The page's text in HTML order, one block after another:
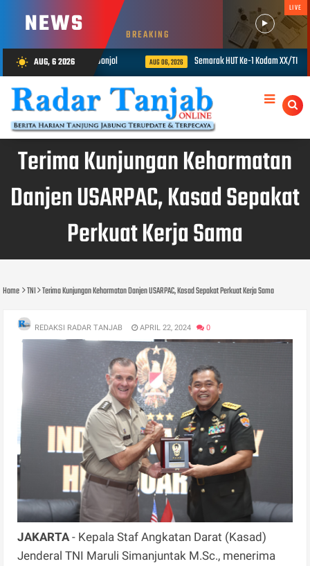
NEWS BREAKING
LIVE
wb_sunny AUG, 6 2026
XX/Tuanku Imam Bonjol AUG 06, 2026 Semarak HUT Ke-1 Kodam XX/TIB, Korem
Terima Kunjungan Kehormatan
Danjen USARPAC, Kasad Sepakat
Perkuat Kerja Sama
Home TNI Terima Kunjungan Kehormatan Danjen USARPAC, Kasad Sepakat Perkuat Kerja Sama
REDAKSI RADAR TANJAB APRIL 22, 2024 0
JAKARTA- Kepala Staf Angkatan Darat (Kasad)
Jenderal TNI Maruli Simanjuntak M.Sc., menerima